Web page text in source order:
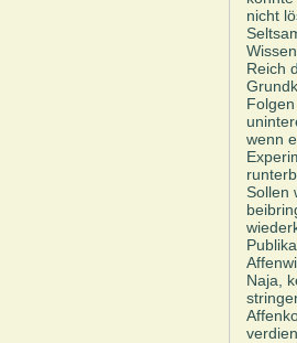
nicht
Reich
wenn
Sollen
Naja,